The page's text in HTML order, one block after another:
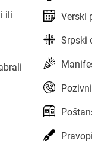
ili Verski
Srpski